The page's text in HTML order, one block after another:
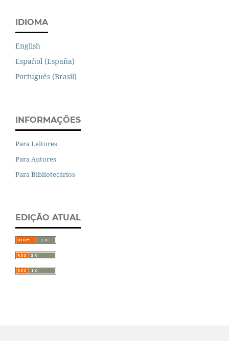
IDIOMA
English
Español (España)
Português (Brasil)
INFORMAÇÕES
Para Leitores
Para Autores
Para Bibliotecários
EDIÇÃO ATUAL